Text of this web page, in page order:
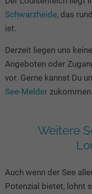
Glamping
Seen in Europa
Österreich
Frankreich
Niederlande
Schweden
alle Länder…
Schwarzheide, das
ist.
Derzeit liegen uns
Angeboten oder
vor. Gerne kannst Du
See-Melder
Weitere
Auch wenn der See
Potenzial bietet, lohnt